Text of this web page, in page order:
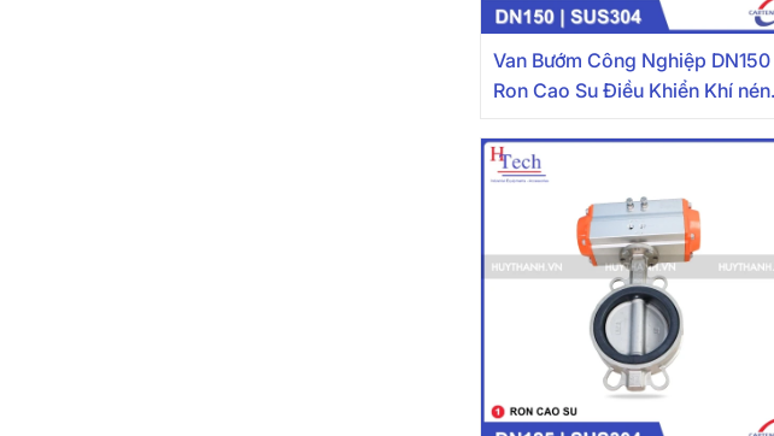
Van Bướm Công Nghiệp DN150
Ron Cao Su Điều Khiển Khí nén